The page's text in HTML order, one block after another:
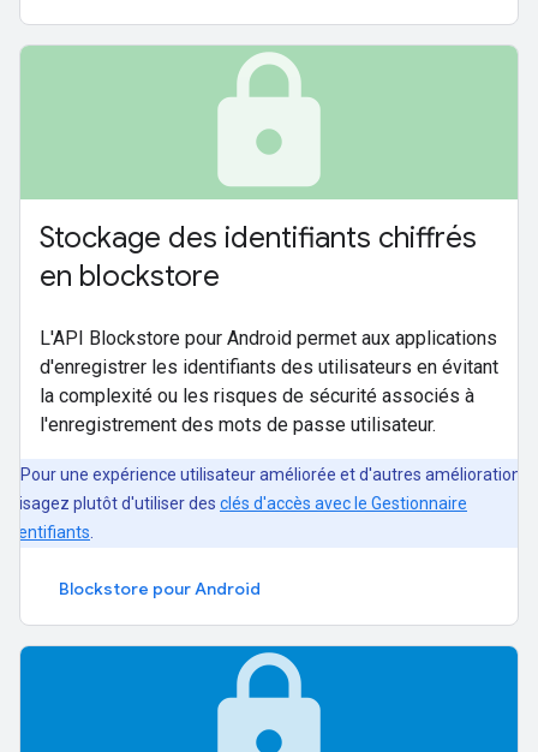
lock
Stockage des identifiants chiffrés
en blockstore
L'API Blockstore pour Android permet aux applications
d'enregistrer les identifiants des utilisateurs en évitant
la complexité ou les risques de sécurité associés à
l'enregistrement des mots de passe utilisateur.
Pour une expérience utilisateur améliorée et d'autres améliorations,
plutôt d'utiliser des clés d'accès avec le Gestionnaire
Blockstore pour Android